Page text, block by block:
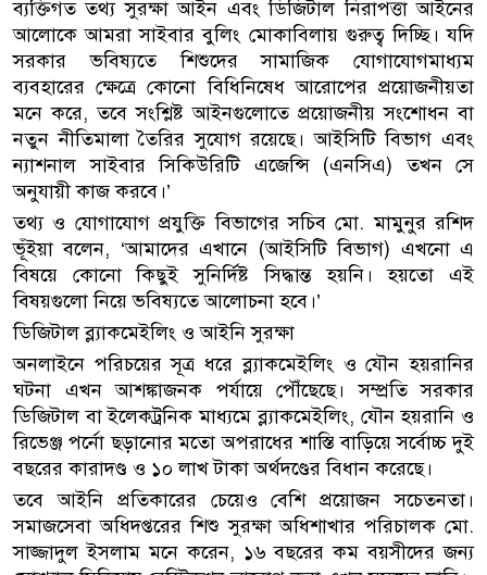
ব্যক্তিগত তথ্য সুরক্ষা আইন এবং ডিজিটাল নিরাপত্তা আইনের
আলোকে আমরা সাইবার বুলিং মোকাবিলায় গুরুত্ব দিচ্ছি। যদি
সরকার ভবিষ্যতে শিশুদের সামাজিক যোগাযোগমাধ্যম
ব্যবহারের ক্ষেত্রে কোনো বিধিনিষেধ আরোপের প্রয়োজনীয়তা
মনে করে, তবে সংশ্লিষ্ট আইনগুলোতে প্রয়োজনীয় সংশোধন বা
নতুন নীতিমালা তৈরির সুযোগ রয়েছে। আইসিটি বিভাগ এবং
ন্যাশনাল সাইবার সিকিউরিটি এজেন্সি (এনসিএ) তখন সে
অনুযায়ী কাজ করবে।’
তথ্য ও যোগাযোগ প্রযুক্তি বিভাগের সচিব মো. মামুনুর রশিদ
ভূঁইয়া বলেন, ‘আমাদের এখানে (আইসিটি বিভাগ) এখনো এ
বিষয়ে কোনো কিছুই সুনির্দিষ্ট সিদ্ধান্ত হয়নি। হয়তো এই
বিষয়গুলো নিয়ে ভবিষ্যতে আলোচনা হবে।’
ডিজিটাল ব্ল্যাকমেইলিং ও আইনি সুরক্ষা
অনলাইনে পরিচয়ের সূত্র ধরে ব্ল্যাকমেইলিং ও যৌন হয়রানির
ঘটনা এখন আশঙ্কাজনক পর্যায়ে পৌঁছেছে। সম্প্রতি সরকার
ডিজিটাল বা ইলেকট্রনিক মাধ্যমে ব্ল্যাকমেইলিং, যৌন হয়রানি ও
রিভেঞ্জ পর্নো ছড়ানোর মতো অপরাধের শাস্তি বাড়িয়ে সর্বোচ্চ দুই
বছরের কারাদণ্ড ও ১০ লাখ টাকা অর্থদণ্ডের বিধান করেছে।
তবে আইনি প্রতিকারের চেয়েও বেশি প্রয়োজন সচেতনতা।
সমাজসেবা অধিদপ্তরের শিশু সুরক্ষা অধিশাখার পরিচালক মো.
সাজ্জাদুল ইসলাম মনে করেন, ১৬ বছরের কম বয়সীদের জন্য